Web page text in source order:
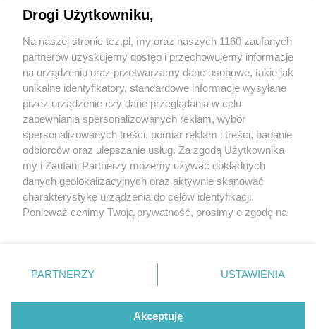
O FIRMIE POLITYKA PRYWATNOŚCI HOSTING
REKLAMA WSPÓŁPRACA RSS FACEBOOK KONTAKT
Nasze serwisy
Aktualności
Tcz24
Historia miasta
Muzyka i kultura
Archiwum wydarzeń
Zdjęcia miasta
Drogi Użytkowniku,
Na naszej stronie tcz.pl, my oraz naszych 1160 zaufanych
partnerów uzyskujemy dostęp i przechowujemy informacje
na urządzeniu oraz przetwarzamy dane osobowe, takie jak
unikalne identyfikatory, standardowe informacje wysyłane
przez urządzenie czy dane przeglądania w celu
zapewniania spersonalizowanych reklam, wybór
spersonalizowanych treści, pomiar reklam i treści, badanie
odbiorców oraz ulepszanie usług. Za zgodą Użytkownika
my i Zaufani Partnerzy możemy używać dokładnych
danych geolokalizacyjnych oraz aktywnie skanować
charakterystykę urządzenia do celów identyfikacji.
Ponieważ cenimy Twoją prywatność, prosimy o zgodę na
znajdujący się w lewym dolnym rogu strony
. Niektóre
przetwarzaniu. Preferencje będą miały zastosowania tylko
PARTNERZY USTAWIENIA
Akceptuję